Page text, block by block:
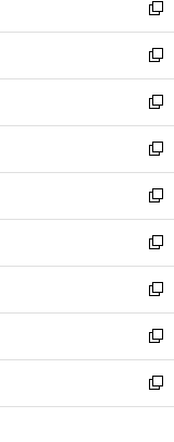
ィ
ン
ド
ウ
で
開
く
い
ウ
ィ
ン
ド
ウ
で
開
く
新
し
い
ウ
ィ
ン
ド
ウ
で
開
く
新
し
い
ウ
ィ
ン
ド
ウ
で
開
く
新
し
い
ウ
ィ
ン
ド
ウ
で
開
く
新
し
い
ウ
ィ
ン
ド
ウ
で
開
く
新
し
い
ウ
ィ
ン
ド
ウ
で
開
新
し
い
ウ
ィ
ン
ド
ウ
新
し
い
ウ
ィ
ン
新
し
い
ウ
新
し